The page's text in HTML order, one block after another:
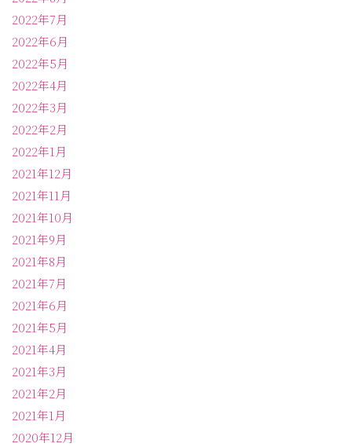
2022年7月
2022年6月
2022年5月
2022年4月
2022年3月
2022年2月
2022年1月
2021年12月
2021年11月
2021年10月
2021年9月
2021年8月
2021年7月
2021年6月
2021年5月
2021年4月
2021年3月
2021年2月
2021年1月
2020年12月